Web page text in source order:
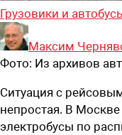
Грузовики и
Максим
Фото: Из архивов
Ситуация с
непростая. В
электробусы по